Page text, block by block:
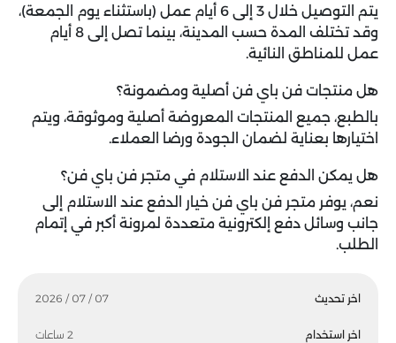
اخر تحديث 07 / 07 / 2026
اخر استخدام 2 ساعات
يتم التوصيل خلال 3 إلى 6 أيام عمل (باستثناء يوم الجمعة)،
وقد تختلف المدة حسب المدينة، بينما تصل إلى 8 أيام
عمل للمناطق النائية.
هل منتجات فن باي فن أصلية ومضمونة؟
بالطبع، جميع المنتجات المعروضة أصلية وموثوقة، ويتم
اختيارها بعناية لضمان الجودة ورضا العملاء.
هل يمكن الدفع عند الاستلام في متجر فن باي فن؟
نعم، يوفر متجر فن باي فن خيار الدفع عند الاستلام إلى
جانب وسائل دفع إلكترونية متعددة لمرونة أكبر في إتمام
الطلب.